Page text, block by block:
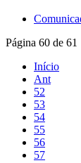
Página 60 de 61
Início
Ant
52
53
54
55
56
57